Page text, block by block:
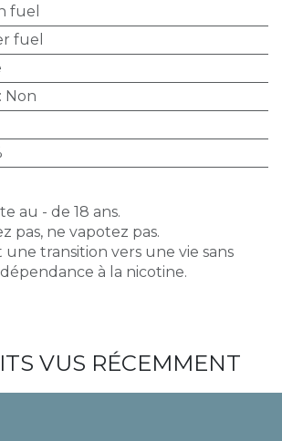
fuel
fuel
: Non
au - de 18 ans.
pas, ne vapotez pas.
une transition vers une vie sans
à la nicotine.
VUS RÉCEMMENT